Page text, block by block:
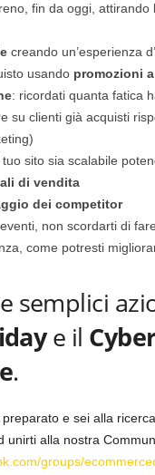
fin da oggi, attirando
creando un’esperienza
usando promozioni
: ricordati quanta fatica
su clienti già acquisti
tuo sito sia scalabile
di vendita
dei competitor
non scordarti di
come potresti
semplici
e il
.
e sei alla
unirti alla nostra
groups/